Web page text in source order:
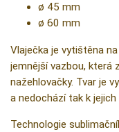
ø 45 mm
ø 60 mm
Vlaječka je vytištěna
jemnější vazbou, která
nažehlovačky. Tvar je
a nedochází tak k jejich
Technologie